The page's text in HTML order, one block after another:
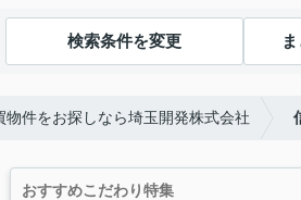
検索条件を変更
件をお探しなら埼玉開発株式会社
おすすめこだわり特集